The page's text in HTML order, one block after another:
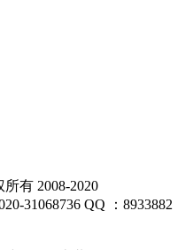
有 2008-2020
31068736 QQ ：8933882